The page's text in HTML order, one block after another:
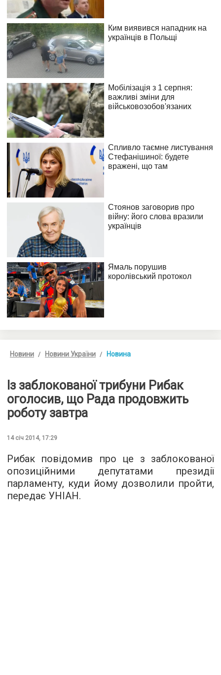
Новини Новини України Новина
Із заблокованої трибуни Рибак
оголосив, що Рада продовжить
роботу завтра
14 січ 2014, 17:29
Рибак повідомив про це з заблокованої
опозиційними депутатами президії
парламенту, куди йому дозволили пройти,
передає УНІАН.